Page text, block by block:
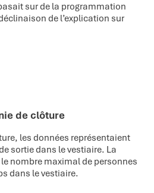
sur de la programmation
de l’explication sur
de clôture
les données représentaient
sortie dans le vestiaire. La
nombre maximal de personnes
dans le vestiaire.